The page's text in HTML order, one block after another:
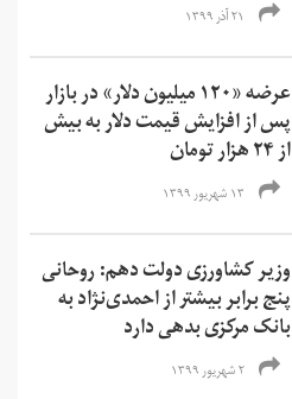
۲۱ آذر ۱۳۹۹
عرضه «۱۲۰ میلیون دلار» در بازار
پس از افزایش قیمت دلار به بیش
از ۲۴ هزار تومان
۱۳ شهریور ۱۳۹۹
وزیر کشاورزی دولت دهم: روحانی
پنج برابر بیشتر از احمدی‌نژاد به
بانک مرکزی بدهی دارد
۲ شهریور ۱۳۹۹